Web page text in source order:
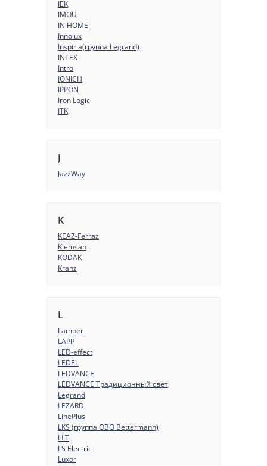
IEK
IMOU
IN HOME
Innolux
Inspiria(группа Legrand)
INTEX
Intro
IONICH
IPPON
Iron Logic
ITK
J
JazzWay
K
KEAZ-Ferraz
Klemsan
KODAK
Kranz
L
Lamper
LAPP
LED-effect
LEDEL
LEDVANCE
LEDVANCE Традиционный свет
Legrand
LEZARD
LinePlus
LKS (группа OBO Bettermann)
LLT
LS Electric
Luxor